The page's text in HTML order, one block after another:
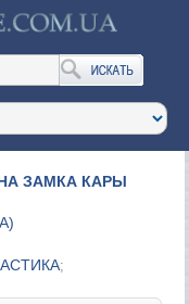
ЗАМКА КАРЫ
)
;